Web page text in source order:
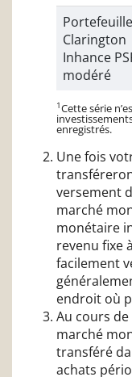
Clarington
Inhance
modéré
1Cette série
enregistrés.
Une fois
versement
marché
monétaire
revenu fixe
facilement
endroit où
Au cours de
marché
transféré
achats